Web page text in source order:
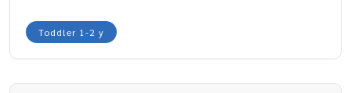
Toddler 1-2 y